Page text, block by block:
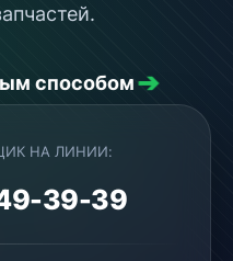
способом➔
НА ЛИНИИ:
39-39